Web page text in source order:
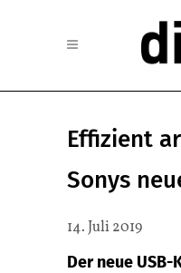
Effizient
Sonys
14. Juli 2019
Der neue USB-